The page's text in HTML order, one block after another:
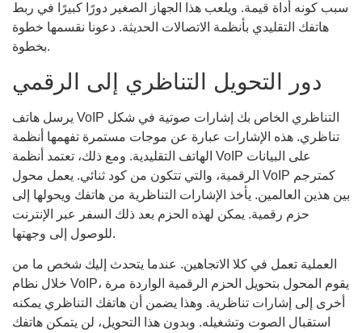
سبب كونه أداة قيمة. ويلعب هذا الجهاز الصغير دورًا كبيرًا في ربط
هاتفك التقليدي بأنظمة الاتصالات الحديثة. دعونا نقسمها خطوة
بخطوة.
دور التحويل التناظري إلى الرقمي
يرسل هاتف VoIP التناظري الخاص بك إشارات صوتية في شكل
تناظري. هذه الإشارات عبارة عن موجات مستمرة تفهمها أنظمة
الهاتف التقليدية. ومع ذلك، تعتمد أنظمة VoIP على البيانات
الرقمية، والتي تتكون من كود ثنائي. يعمل محول VoIP كمترجم
بين هذين العالمين. يأخذ الإشارات التناظرية من هاتفك ويحولها إلى
حزم رقمية. يمكن لهذه الحزم بعد ذلك السفر عبر الإنترنت
للوصول إلى وجهتها.
العملية تعمل في كلا الاتجاهين. عندما يتحدث إليك شخص ما من
خلال نظام VoIP، يقوم المحول بتحويل الحزم الرقمية الواردة مرة
أخرى إلى إشارات تناظرية. وهذا يضمن أن هاتفك التناظري يمكنه
استقبال الصوت وتشغيله. وبدون هذا التحويل، لن يتمكن هاتفك